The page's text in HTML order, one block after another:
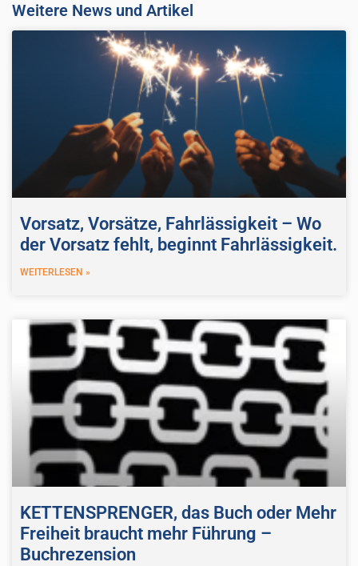
Weitere News und Artikel
Vorsatz, Vorsätze, Fahrlässigkeit – Wo
der Vorsatz fehlt, beginnt Fahrlässigkeit.
WEITERLESEN »
KETTENSPRENGER, das Buch oder Mehr
Freiheit braucht mehr Führung –
Buchrezension